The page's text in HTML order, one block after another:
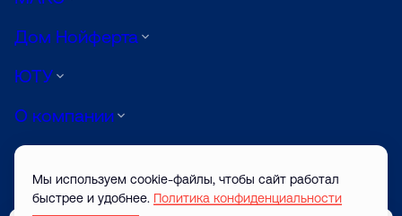
Дом Нойферта
ЮТУ
О компании
Луиджи
АРТ
Мы используем cookie-файлы, чтобы сайт работал
быстрее и удобнее. Политика конфиденциальности